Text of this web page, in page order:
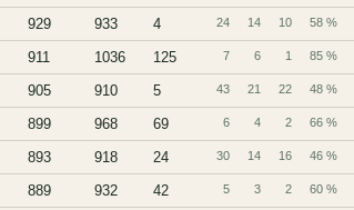
929 933 4 24 14 10 58 %
911 1036 125 7 6 1 85 %
905 910 5 43 21 22 48 %
899 968 69 6 4 2 66 %
893 918 24 30 14 16 46 %
889 932 42 5 3 2 60 %